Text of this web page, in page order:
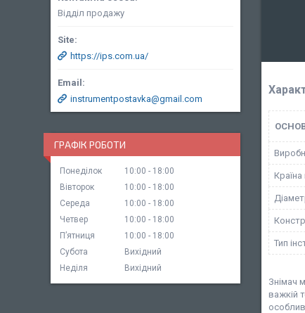
Тип
Знімач
важкій
Відділ продажу
https://ips.com.ua/
instrumentpostavka@gmail.com
ГРАФІК РОБОТИ
Понеділок 10:00
18:00
Вівторок
10:00
18:00
Середа
10:00
18:00
Четвер
10:00
18:00
Пʼятниця
10:00
18:00
Субота
Вихідний
Неділя
Вихідний